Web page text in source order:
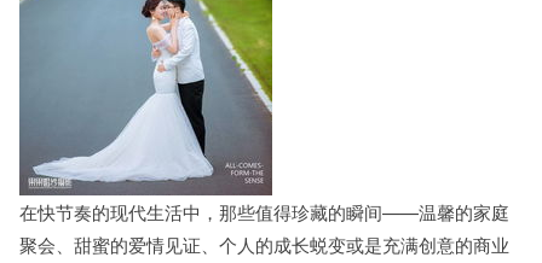
在快节奏的现代生活中，那些值得珍藏的瞬间——温馨的家庭
聚会、甜蜜的爱情见证、个人的成长蜕变或是充满创意的商业